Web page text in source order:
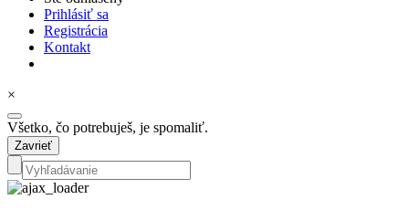
Prihlásiť sa
Registrácia
Kontakt
×
Všetko, čo potrebuješ, je spomaliť.
Zavrieť